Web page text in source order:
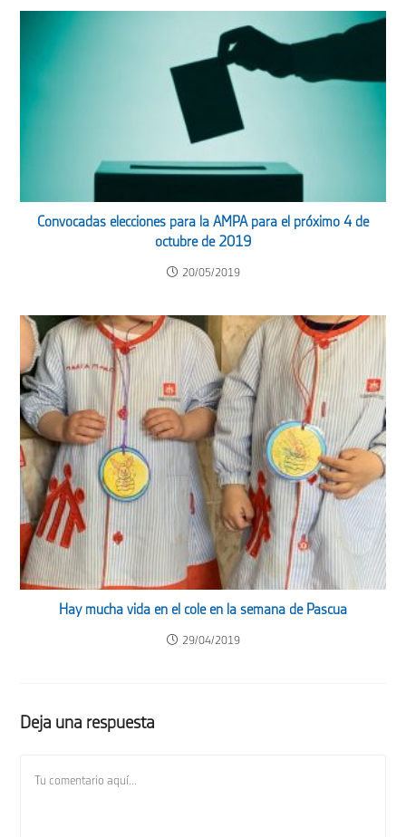
Convocadas elecciones para la AMPA para el próximo 4 de
octubre de 2019
20/05/2019
Hay mucha vida en el cole en la semana de Pascua
29/04/2019
Deja una respuesta